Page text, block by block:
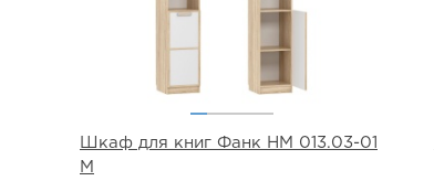
Шкаф для книг Фанк НМ 013.03-01
М